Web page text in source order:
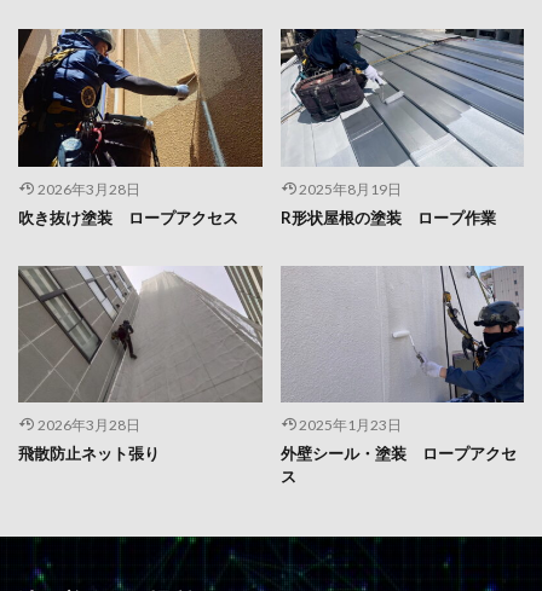
2026年3月28日
吹き抜け塗装 ロープアクセス
2025年8月19日
R形状屋根の塗装 ロープ作業
2026年3月28日
飛散防止ネット張り
2025年1月23日
外壁シール・塗装 ロープアクセ
ス